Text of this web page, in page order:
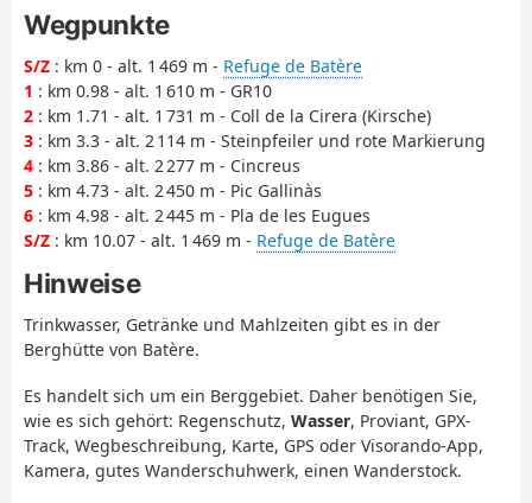
Wegpunkte
S/Z : km 0 - alt. 1 469 m - Refuge de Batère
1 : km 0.98 - alt. 1 610 m - GR10
2 : km 1.71 - alt. 1 731 m - Coll de la Cirera (Kirsche)
3 : km 3.3 - alt. 2 114 m - Steinpfeiler und rote Markierung
4 : km 3.86 - alt. 2 277 m - Cincreus
5 : km 4.73 - alt. 2 450 m - Pic Gallinàs
6 : km 4.98 - alt. 2 445 m - Pla de les Eugues
S/Z : km 10.07 - alt. 1 469 m - Refuge de Batère
Hinweise
Trinkwasser, Getränke und Mahlzeiten gibt es in der
Berghütte von Batère.
Es handelt sich um ein Berggebiet. Daher benötigen Sie,
wie es sich gehört: Regenschutz, Wasser, Proviant, GPX-
Track, Wegbeschreibung, Karte, GPS oder Visorando-App,
Kamera, gutes Wanderschuhwerk, einen Wanderstock.